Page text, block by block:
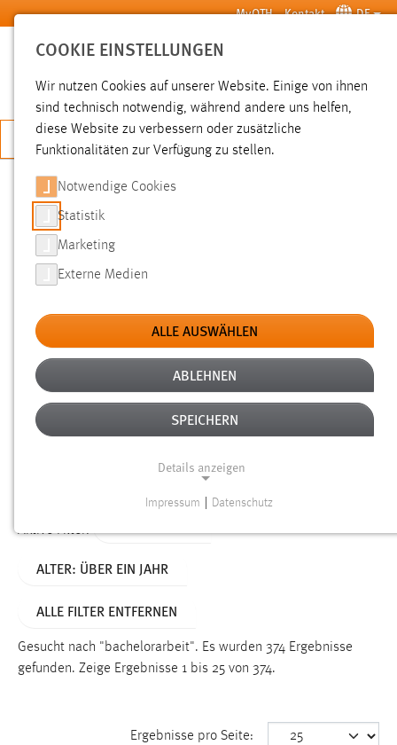
Zum Hauptinhalt springen MyOTH Kontakt DE
SUCHE
JETZT BEWERBEN
SUCHE
FILTER
Typ
Erstellungsdatum
Alter
Aktive Filter:
ALTER: ÜBER EIN JAHR
ALLE FILTER ENTFERNEN
Gesucht nach "bachelorarbeit". Es wurden 374 Ergebnisse
gefunden. Zeige Ergebnisse 1 bis 25 von 374.
Ergebnisse pro Seite:
COOKIE EINSTELLUNGEN
Wir nutzen Cookies auf unserer Website. Einige von ihnen
sind technisch notwendig, während andere uns helfen,
diese Website zu verbessern oder zusätzliche
Funktionalitäten zur Verfügung zu stellen.
Notwendige Cookies
Statistik
Marketing
Externe Medien
ALLE AUSWÄHLEN
ABLEHNEN
SPEICHERN
Details anzeigen
Funktionen und sind für die einwandfreie Funktion der
Name:
Dieser Cookie speichert die ausgewählten Einverständnis-
Impressum Datenschutz